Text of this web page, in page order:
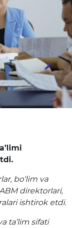
bo‘lim va
direktorlari,
ishtirok etdi.
ta’lim sifati